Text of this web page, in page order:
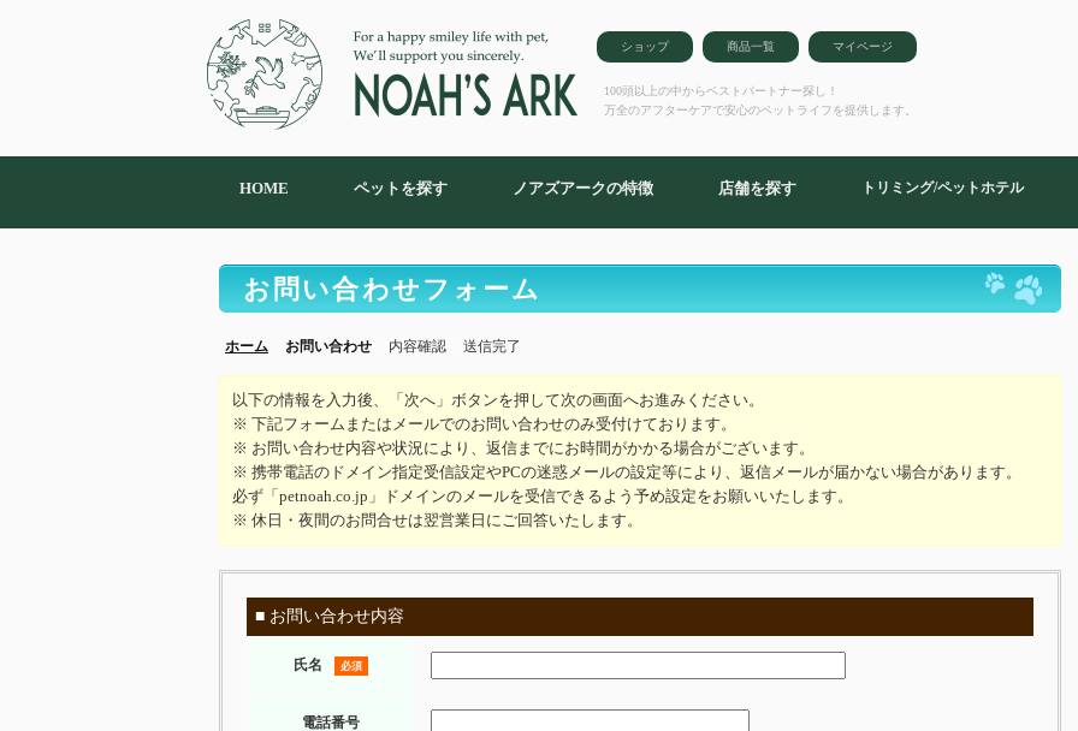
ショップ 商品一覧 マイページ
100頭以上の中からベストパートナー探し！
万全のアフターケアで安心のペットライフを提供します。
HOME ペットを探す ノアズアークの特徴 店舗を探す トリミング/ペットホテル
お問い合わせフォーム
ホーム お問い合わせ 内容確認 送信完了
以下の情報を入力後、「次へ」ボタンを押して次の画面へお進みください。
※ 下記フォームまたはメールでのお問い合わせのみ受付けております。
※ お問い合わせ内容や状況により、返信までにお時間がかかる場合がございます。
※ 携帯電話のドメイン指定受信設定やPCの迷惑メールの設定等により、返信メールが届かない場合があります。
必ず「petnoah.co.jp」ドメインのメールを受信できるよう予め設定をお願いいたします。
※ 休日・夜間のお問合せは翌営業日にご回答いたします。
■ お問い合わせ内容
氏名 必須
電話番号